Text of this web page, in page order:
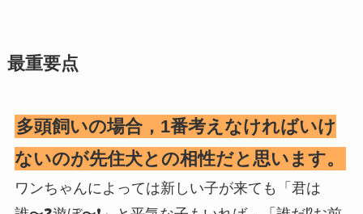
最重要点
多頭飼いの場合，1番考えなければいけ
ないのが先住犬との相性だと思います。
ワンちゃんによっては新しい子が来ても「君は